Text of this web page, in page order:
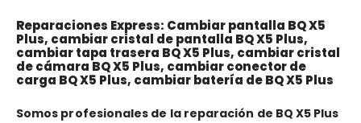
Reparaciones Express: Cambiar pantalla BQ X5
Plus, cambiar cristal de pantalla BQ X5 Plus,
cambiar tapa trasera BQ X5 Plus, cambiar cristal
de cámara BQ X5 Plus, cambiar conector de
carga BQ X5 Plus, cambiar batería de BQ X5 Plus
Somos profesionales de la reparación de BQ X5 Plus